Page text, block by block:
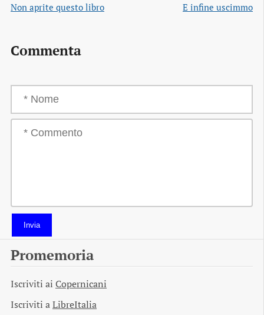
Non aprite questo libro
E infine uscimmo
Commenta
Invia
Promemoria
Iscriviti ai Copernicani
Iscriviti aLibreItalia